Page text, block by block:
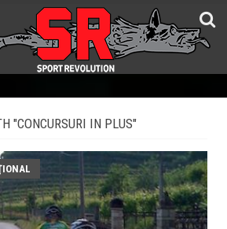
"CONCURSURI IN PLUS"